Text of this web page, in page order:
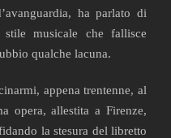
ha parlato di
musicale che fallisce
qualche lacuna.
appena trentenne, al
opera, allestita a Firenze,
la stesura del libretto